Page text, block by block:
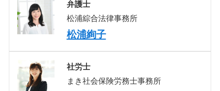
弁護士
松浦綜合法律事務所
松浦絢子
社労士
まき社会保険労務士事務所